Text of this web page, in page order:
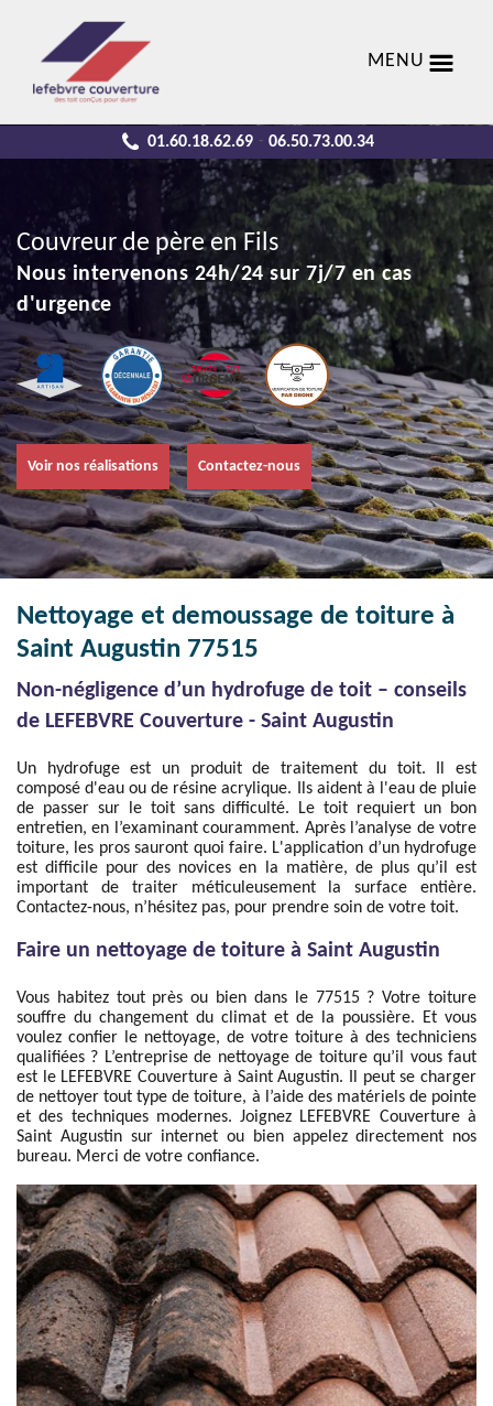
MENU
01.60.18.62.69 - 06.50.73.00.34
Couvreur de père en Fils
Nous intervenons 24h/24 sur 7j/7 en cas
d'urgence
Voir nos réalisations Contactez-nous
Nettoyage et demoussage de toiture à
Saint Augustin 77515
Non-négligence d’un hydrofuge de toit – conseils
de LEFEBVRE Couverture - Saint Augustin
Un hydrofuge est un produit de traitement du toit. Il est
composé d'eau ou de résine acrylique. Ils aident à l'eau de pluie
de passer sur le toit sans difficulté. Le toit requiert un bon
entretien, en l’examinant couramment. Après l’analyse de votre
toiture, les pros sauront quoi faire. L'application d’un hydrofuge
est difficile pour des novices en la matière, de plus qu’il est
important de traiter méticuleusement la surface entière.
Contactez-nous, n’hésitez pas, pour prendre soin de votre toit.
Faire un nettoyage de toiture à Saint Augustin
Vous habitez tout près ou bien dans le 77515 ? Votre toiture
souffre du changement du climat et de la poussière. Et vous
voulez confier le nettoyage, de votre toiture à des techniciens
qualifiées ? L’entreprise de nettoyage de toiture qu’il vous faut
est le LEFEBVRE Couverture à Saint Augustin. Il peut se charger
de nettoyer tout type de toiture, à l’aide des matériels de pointe
et des techniques modernes. Joignez LEFEBVRE Couverture à
Saint Augustin sur internet ou bien appelez directement nos
bureau. Merci de votre confiance.